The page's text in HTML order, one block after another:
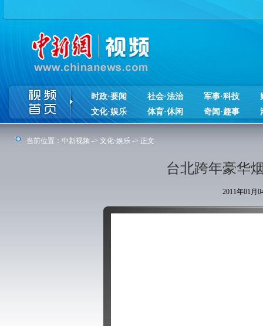
时政·要闻 社会·法治 军事·科技
文化·娱乐
体育·休闲 奇闻·趣事
当前位置： 中新视频 -> 文化·娱乐 -> 正文
台北跨年豪华
2011年01月